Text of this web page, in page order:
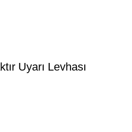
Uyarı Levhası